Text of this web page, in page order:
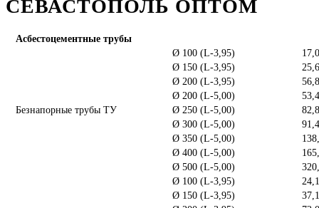
СЕВАСТОПОЛЬ ОПТОМ
Асбестоцементные трубы
Безнапорные трубы ТУ
Ø 100 (L-3,95)
17,0
Ø 150 (L-3,95)
25,6
Ø 200 (L-3,95)
56,8
Ø 200 (L-5,00)
53,4
Ø 250 (L-5,00)
82,8
Ø 300 (L-5,00)
91,4
Ø 350 (L-5,00)
Ø 400 (L-5,00)
Ø 500 (L-5,00)
Ø 100 (L-3,95)
24,1
Ø 150 (L-3,95)
37,1